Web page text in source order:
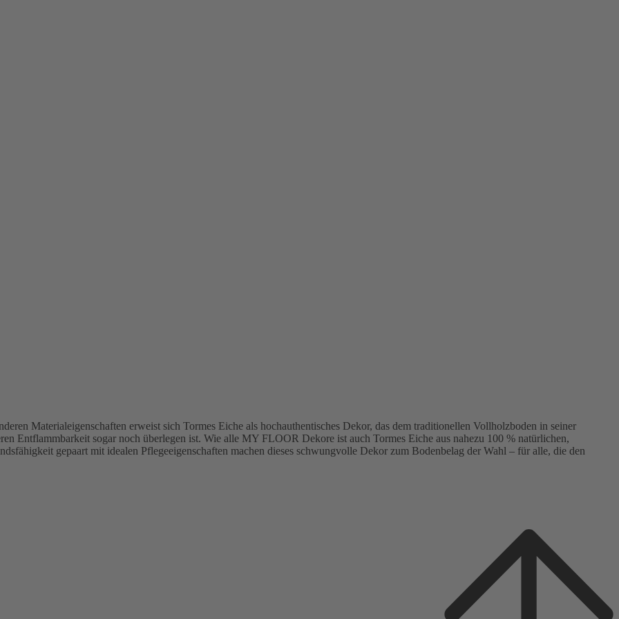
Materialeigenschaften erweist sich Tormes Eiche als hochauthentisches Dekor, das dem traditionellen Vollholzboden in seiner
Entflammbarkeit sogar noch überlegen ist. Wie alle MY FLOOR Dekore ist auch Tormes Eiche aus nahezu 100 % natürlichen,
gepaart mit idealen Pflegeeigenschaften machen dieses schwungvolle Dekor zum Bodenbelag der Wahl – für alle, die den